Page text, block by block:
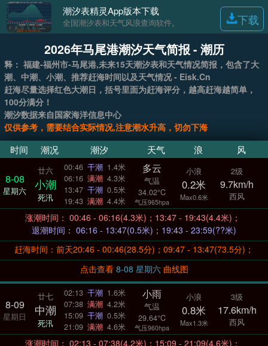
潮汐表精灵App版本下载
全国潮汐表和天气风浪查询软件。 下载
2026年马尾港潮汐天气简报 - 潮历
释： 福建-福州市-马尾港,未来15天潮汐表和天气情况简报，包含了大
潮、中潮、小潮、推荐赶海时间以及天气情况 - Eisk.Cn
赶海尽量选择红色大潮日，括号里面为赶海评分，越高赶海越简单，
100分满分！
潮汐数据来自国家海洋信息中心
仅供参考，需要结合实际情况,注意潮水升高，切勿下海
时间 潮况 潮汐 天气 浪 风
8-08
星期六
廿六
小潮
死汛
00:46 干潮 1.4米
06:16 满潮 4.3米
13:47 干潮 0.5米
19:43 满潮 4.4米
多云
气温
34.02°C
气压965hpa
小浪
0.2米
Max0.6米
2级
9.7km/h
西风
涨潮时间： 00:46 - 06:16(4.3米)；13:47 - 19:43(4.4米)；
退潮时间： 06:16 - 13:47(0.5米)；19:43 - 23:59(??米)
赶海时间：前天20:46 - 00:46(28.5分)；09:47 - 13:47(73.5分)；
点击查看
8-08 星期六 曲线图
8-09
星期日
廿七
中潮
死汛
02:13 干潮 1.6米
07:38 满潮 4.2米
15:09 干潮 0.5米
21:09 满潮 4.6米
小雨
气温
29.64°C
气压960hpa
小浪
0.8米
Max1.3米
3级
17.6km/h
西风
涨潮时间： 02:13 - 07:38(4.2米)；15:09 - 21:09(4.6米)；